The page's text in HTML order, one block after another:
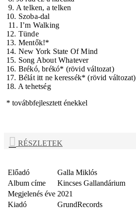
9. A telken, a telken
10. Szoba-dal
11. I’m Walking
12. Tünde
13. Mentők!*
14. New York State Of Mind
15. Song About Whatever
16. Brékó, brékó* (rövid változat)
17. Bélát itt ne keressék* (rövid változat)
18. A tehetség
* továbbfejlesztett énekkel
RÉSZLETEK
Előadó
Galla Miklós
Album címe
Kincses Gallandárium
Megjelenés éve 2021
Kiadó
GrundRecords